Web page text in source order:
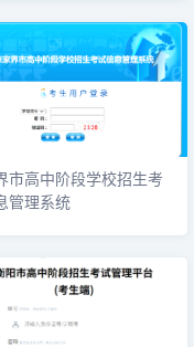
市高中阶段学校招生考
管理系统